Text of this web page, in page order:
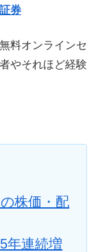
券
料オンラインセ
やそれほど経験
株価・配
年連続増